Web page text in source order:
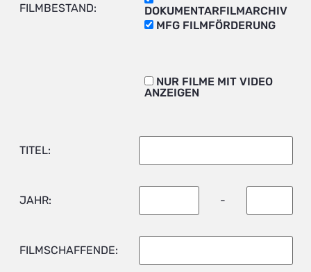
FILMBESTAND:
DOKUMENTARFILMARCHIV
MFG FILMFÖRDERUNG
NUR FILME MIT VIDEO
ANZEIGEN
TITEL:
JAHR: -
FILMSCHAFFENDE: